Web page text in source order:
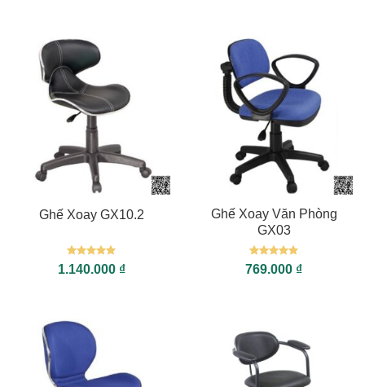
Ghế Xoay GX10.2
Được xếp
hạng55
1.140.000 ₫
Ghế Xoay Văn Phòng
GX03
Được xếp
hạng55
769.000 ₫